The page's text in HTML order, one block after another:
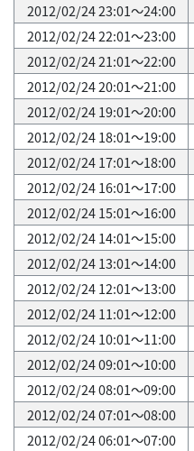
2012/02/24 23:01～24:00
2012/02/24 22:01～23:00
2012/02/24 21:01～22:00
2012/02/24 20:01～21:00
2012/02/24 19:01～20:00
2012/02/24 18:01～19:00
2012/02/24 17:01～18:00
2012/02/24 16:01～17:00
2012/02/24 15:01～16:00
2012/02/24 14:01～15:00
2012/02/24 13:01～14:00
2012/02/24 12:01～13:00
2012/02/24 11:01～12:00
2012/02/24 10:01～11:00
2012/02/24 09:01～10:00
2012/02/24 08:01～09:00
2012/02/24 07:01～08:00
2012/02/24 06:01～07:00